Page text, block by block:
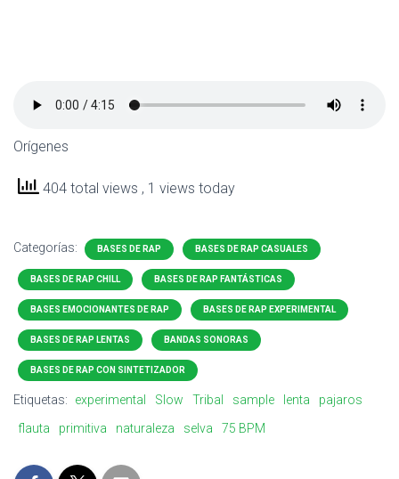
Orígenes
404 total views , 1 views today
Categorías: BASES DE RAP BASES DE RAP CASUALES
BASES DE RAP CHILL BASES DE RAP FANTÁSTICAS
BASES EMOCIONANTES DE RAP BASES DE RAP EXPERIMENTAL
BASES DE RAP LENTAS BANDAS SONORAS
BASES DE RAP CON SINTETIZADOR
Etiquetas: experimental Slow Tribal sample lenta
pajaros
flauta
primitiva naturaleza selva 75 BPM